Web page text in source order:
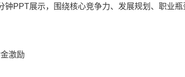
钟PPT展示，围绕核心竞争力、发展规划、职业
激励